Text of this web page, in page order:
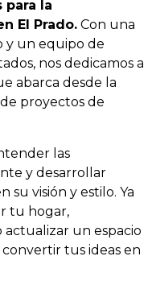
la
El Prado. Con una
y un equipo de
nos dedicamos a
abarca desde la
proyectos de
las
y desarrollar
su visión y estilo. Ya
tu hogar,
un espacio
tus ideas en